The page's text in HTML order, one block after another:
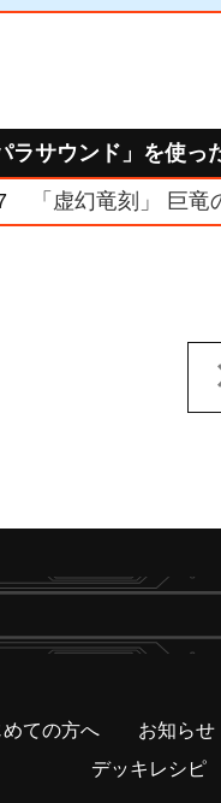
ラサウンド」を使っ
「虚幻竜刻」 巨竜
めての方へ お知らせ
デッキレシピ